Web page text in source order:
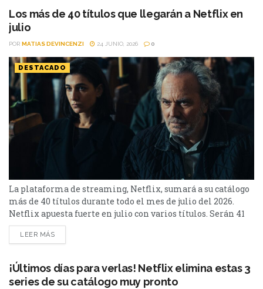
de...
Los más de 40 títulos que llegarán a Netflix en
julio
POR MATIAS DEVINCENZI 24 JUNIO, 2026 0
DESTACADO
La plataforma de streaming, Netflix, sumará a su catálogo
más de 40 títulos durante todo el mes de julio del 2026.
Netflix apuesta fuerte en julio con varios títulos. Serán 41
en total, entre los que se destacan: La casa de la pradera,
Heartstopper Forever y Enola Holmes 3. La lista completa,
LEER MÁS
¡Últimos días para verlas! Netflix elimina estas 3
series de su catálogo muy pronto